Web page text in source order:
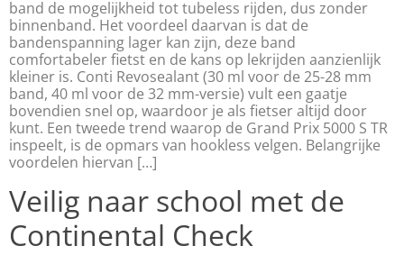
band de mogelijkheid tot tubeless rijden, dus zonder
binnenband. Het voordeel daarvan is dat de
bandenspanning lager kan zijn, deze band
comfortabeler fietst en de kans op lekrijden aanzienlijk
kleiner is. Conti Revosealant (30 ml voor de 25-28 mm
band, 40 ml voor de 32 mm-versie) vult een gaatje
bovendien snel op, waardoor je als fietser altijd door
kunt. Een tweede trend waarop de Grand Prix 5000 S TR
inspeelt, is de opmars van hookless velgen. Belangrijke
voordelen hiervan […]
Veilig naar school met de
Continental Check